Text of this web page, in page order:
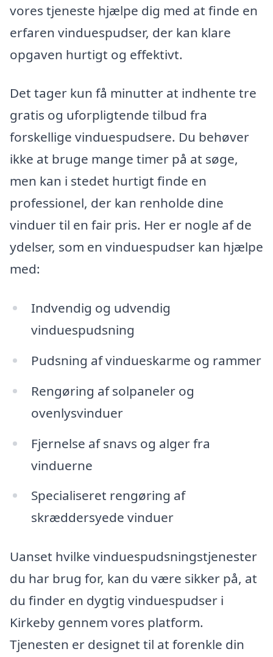
vores tjeneste hjælpe dig med at finde en
erfaren vinduespudser, der kan klare
opgaven hurtigt og effektivt.
Det tager kun få minutter at indhente tre
gratis og uforpligtende tilbud fra
forskellige vinduespudsere. Du behøver
ikke at bruge mange timer på at søge,
men kan i stedet hurtigt finde en
professionel, der kan renholde dine
vinduer til en fair pris. Her er nogle af de
ydelser, som en vinduespudser kan hjælpe
med:
Indvendig og udvendig
vinduespudsning
Pudsning af vindueskarme og rammer
Rengøring af solpaneler og
ovenlysvinduer
Fjernelse af snavs og alger fra
vinduerne
Specialiseret rengøring af
skræddersyede vinduer
Uanset hvilke vinduespudsningstjenester
du har brug for, kan du være sikker på, at
du finder en dygtig vinduespudser i
Kirkeby gennem vores platform.
Tjenesten er designet til at forenkle din